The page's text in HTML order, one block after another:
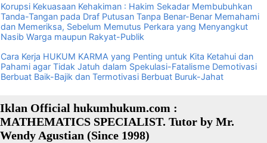
Korupsi Kekuasaan Kehakiman : Hakim Sekadar Membubuhkan
Tanda-Tangan pada Draf Putusan Tanpa Benar-Benar Memahami
dan Memeriksa, Sebelum Memutus Perkara yang Menyangkut
Nasib Warga maupun Rakyat-Publik
Cara Kerja HUKUM KARMA yang Penting untuk Kita Ketahui dan
Pahami agar Tidak Jatuh dalam Spekulasi-Fatalisme Demotivasi
Berbuat Baik-Bajik dan Termotivasi Berbuat Buruk-Jahat
Iklan Official hukumhukum.com :
MATHEMATICS SPECIALIST. Tutor by Mr.
Wendy Agustian (Since 1998)